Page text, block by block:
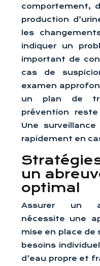
comportement,
production
les
indiquer un
important de
cas de
examen
un plan de
prévention
Une
rapidement en
un
optimal
Assurer un
nécessite une
mise en place
besoins
d’eau propre et